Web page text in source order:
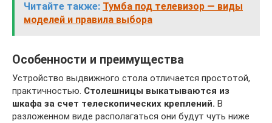
Читайте также: Тумба под телевизор — виды
моделей и правила выбора
Особенности и преимущества
Устройство выдвижного стола отличается простотой,
практичностью. Столешницы выкатываются из
шкафа за счет телескопических креплений. В
разложенном виде располагаться они будут чуть ниже